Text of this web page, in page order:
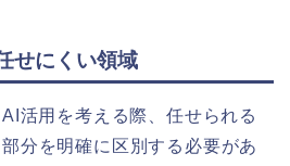
せにくい領域
活用を考える際、任せられる
分を明確に区別する必要があ